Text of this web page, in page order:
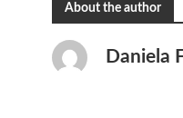
About the author
Daniela